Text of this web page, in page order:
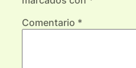
Comentario *